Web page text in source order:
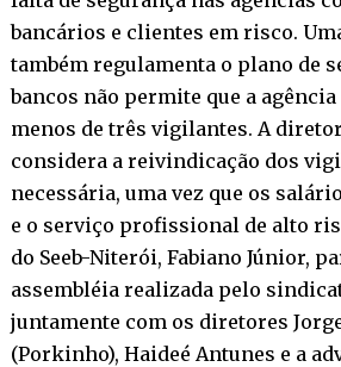
bancários e clientes em risco.
também regulamenta o plano de
bancos não permite que a agência
menos de três vigilantes. A
considera a reivindicação dos
necessária, uma vez que os
e o serviço profissional de alto
do Seeb-Niterói, Fabiano Júnior,
assembléia realizada pelo
juntamente com os diretores
(Porkinho), Haideé Antunes e a